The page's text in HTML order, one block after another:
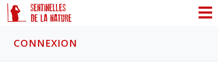
CONNEXION
Panneau de gestion des cookies